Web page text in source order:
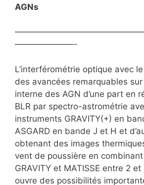
AGNs
———————-
L’interférométrie optique avec
des avancées remarquables
interne des AGN d’une part en
BLR par spectro-astrométrie
instruments GRAVITY(+) en
ASGARD en bande J et H et
obtenant des images
vent de poussière en
GRAVITY et MATISSE entre 2
ouvre des possibilités